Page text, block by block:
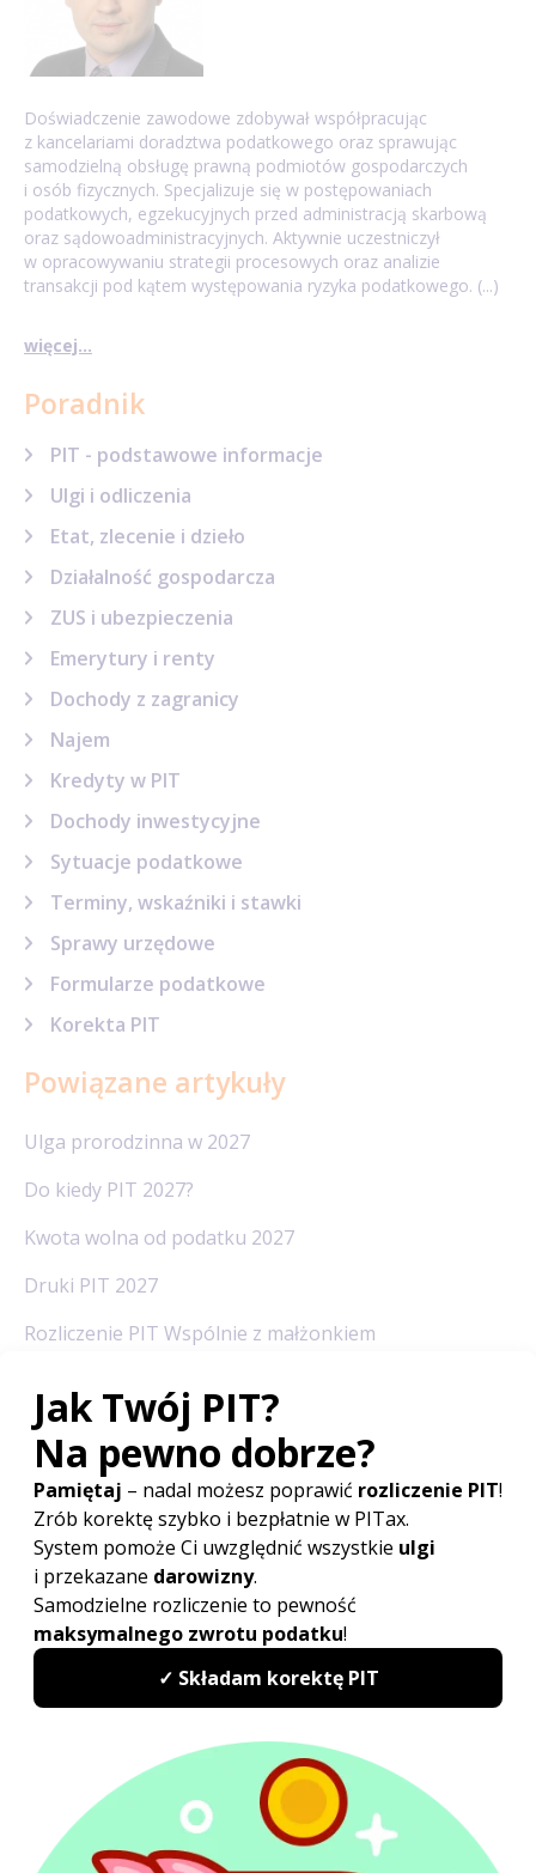
Doświadczenie zawodowe zdobywał współpracując
z kancelariami doradztwa podatkowego oraz sprawując
samodzielną obsługę prawną podmiotów gospodarczych
i osób fizycznych. Specjalizuje się w postępowaniach
podatkowych, egzekucyjnych przed administracją skarbową
oraz sądowoadministracyjnych. Aktywnie uczestniczył
w opracowywaniu strategii procesowych oraz analizie
transakcji pod kątem występowania ryzyka podatkowego. (...)
więcej...
Poradnik
PIT - podstawowe informacje
Ulgi i odliczenia
Etat, zlecenie i dzieło
Działalność gospodarcza
ZUS i ubezpieczenia
Emerytury i renty
Dochody z zagranicy
Najem
Kredyty w PIT
Dochody inwestycyjne
Sytuacje podatkowe
Terminy, wskaźniki i stawki
Sprawy urzędowe
Formularze podatkowe
Korekta PIT
Powiązane artykuły
Ulga prorodzinna w 2027
Do kiedy PIT 2027?
Kwota wolna od podatku 2027
Druki PIT 2027
Rozliczenie PIT Wspólnie z małżonkiem
Redakcja PITax
Opinie
Sprawdź najwyżej oceniany